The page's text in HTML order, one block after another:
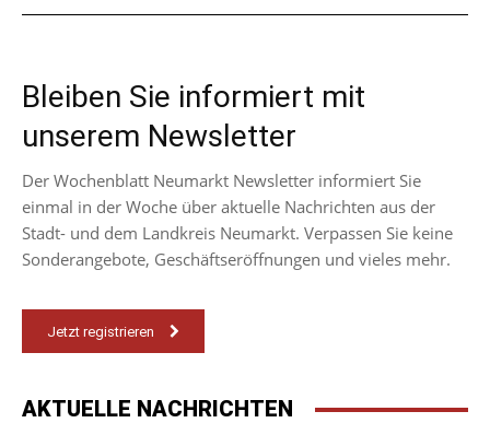
Bleiben Sie informiert mit
unserem Newsletter
Der Wochenblatt Neumarkt Newsletter informiert Sie
einmal in der Woche über aktuelle Nachrichten aus der
Stadt- und dem Landkreis Neumarkt. Verpassen Sie keine
Sonderangebote, Geschäftseröffnungen und vieles mehr.
Jetzt registrieren
AKTUELLE NACHRICHTEN